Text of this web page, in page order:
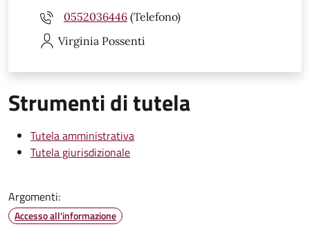
0552036446 (Telefono)
Virginia Possenti
Strumenti di tutela
Tutela amministrativa
Tutela giurisdizionale
Argomenti:
Accesso all'informazione